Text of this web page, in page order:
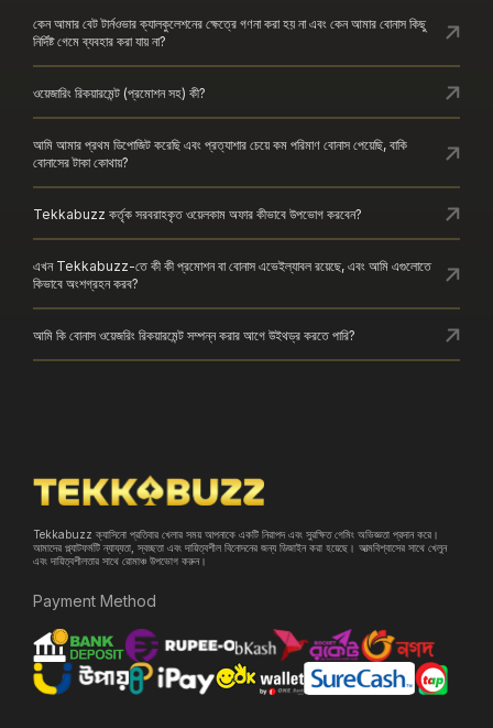
কেন আমার বেট টার্নওভার ক্যালকুলেশনের ক্ষেত্রে গণনা করা হয় না এবং কেন আমার বোনাস কিছু
নির্দিষ্ট গেমে ব্যবহার করা যায় না?
ওয়েজারিং রিকয়ারমেন্ট (প্রমোশন সহ) কী?
আমি আমার প্রথম ডিপোজিট করেছি এবং প্রত্যাশার চেয়ে কম পরিমাণ বোনাস পেয়েছি, বাকি
বোনাসের টাকা কোথায়?
Tekkabuzz কর্তৃক সরবরাহকৃত ওয়েলকাম অফার কীভাবে উপভোগ করবেন?
এখন Tekkabuzz-তে কী কী প্রমোশন বা বোনাস এভেইল্যাবল রয়েছে, এবং আমি এগুলোতে
কিভাবে অংশগ্রহন করব?
আমি কি বোনাস ওয়েজরিং রিকয়ারমেন্ট সম্পন্ন করার আগে উইথড্র করতে পারি?
Tekkabuzz ক্যাসিনো প্রতিবার খেলার সময় আপনাকে একটি নিরাপদ এবং সুরক্ষিত গেমিং অভিজ্ঞতা প্রদান করে।
আমাদের প্ল্যাটফর্মটি ন্যায্যতা, স্বচ্ছতা এবং দায়িত্বশীল বিনোদনের জন্য ডিজাইন করা হয়েছে। আত্মবিশ্বাসের সাথে খেলুন
এবং দায়িত্বশীলতার সাথে রোমাঞ্চ উপভোগ করুন।
Payment Method